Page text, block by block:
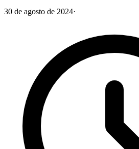
30 de agosto de 2024·